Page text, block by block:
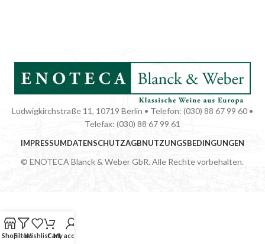
Ludwigkirchstraße 11, 10719 Berlin • Telefon: (030) 88 67 99 60 •
Telefax: (030) 88 67 99 61
IMPRESSUMDATENSCHUTZAGBNUTZUNGSBEDINGUNGEN
© ENOTECA Blanck & Weber GbR. Alle Rechte vorbehalten.
ShopFiltersWishlistCartMy account